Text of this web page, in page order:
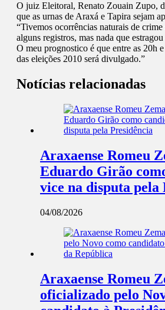
O juiz Eleitoral, Renato Zouain Zupo,
que as urnas de Araxá e Tapira sejam
“Tivemos ocorrências naturais de
alguns registros, mas nada que
O meu prognostico é que entre as 20h
das eleições 2010 será divulgado.”
Notícias relacionadas
Araxaense Romeu
Eduardo Girão
vice na disputa pela
04/08/2026
Araxaense Romeu
oficializado pelo